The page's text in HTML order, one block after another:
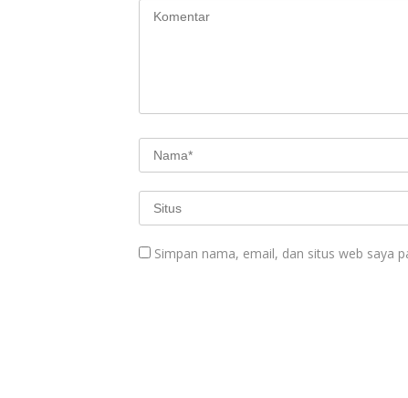
Simpan nama, email, dan situs web saya